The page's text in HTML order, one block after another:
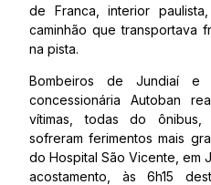
de Franca, interior
caminhão que transportava
na pista.
Bombeiros de Jundiaí
concessionária Autoban
vítimas, todas do ônibus,
sofreram ferimentos mais
do Hospital São Vicente, em
acostamento, às 6h15